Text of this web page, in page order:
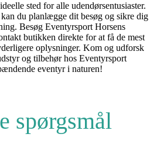
sted for alle udendørsentusiaster.
du planlægge dit besøg og sikre dig
Besøg Eventyrsport Horsens
butikken direkte for at få de mest
oplysninger. Kom og udforsk
og tilbehør hos Eventyrsport
eventyr i naturen!
spørgsmål